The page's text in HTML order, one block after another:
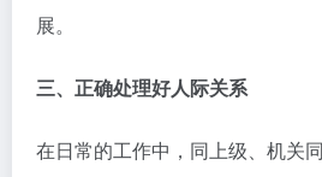
展。
三、正确处理好人际关系
在日常的工作中，同上级、机关